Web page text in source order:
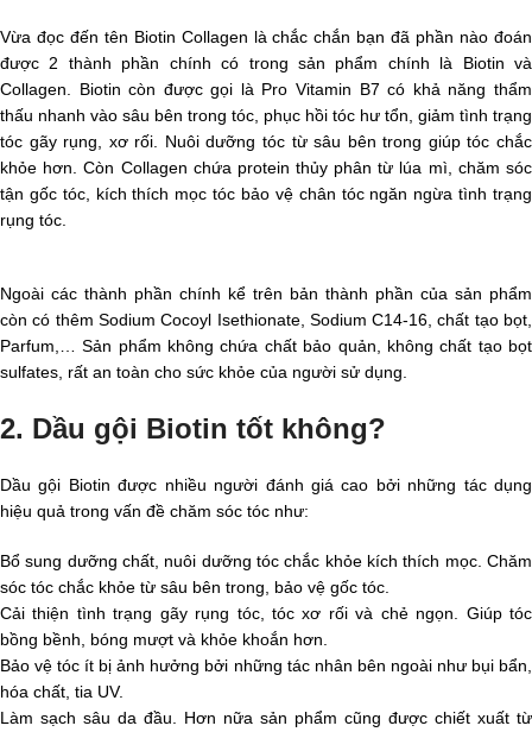
Vừa đọc đến tên Biotin Collagen là chắc chắn bạn đã phần nào đoán
được 2 thành phần chính có trong sản phẩm chính là Biotin và
Collagen. Biotin còn được gọi là Pro Vitamin B7 có khả năng thẩm
thấu nhanh vào sâu bên trong tóc, phục hồi tóc hư tổn, giảm tình trạng
tóc gãy rụng, xơ rối. Nuôi dưỡng tóc từ sâu bên trong giúp tóc chắc
khỏe hơn. Còn Collagen chứa protein thủy phân từ lúa mì, chăm sóc
tận gốc tóc, kích thích mọc tóc bảo vệ chân tóc ngăn ngừa tình trạng
rụng tóc.
Ngoài các thành phần chính kể trên bản thành phần của sản phẩm
còn có thêm Sodium Cocoyl Isethionate, Sodium C14-16, chất tạo bọt,
Parfum,… Sản phẩm không chứa chất bảo quản, không chất tạo bọt
sulfates, rất an toàn cho sức khỏe của người sử dụng.
2. Dầu gội Biotin tốt không?
Dầu gội Biotin được nhiều người đánh giá cao bởi những tác dụng
hiệu quả trong vấn đề chăm sóc tóc như:
Bổ sung dưỡng chất, nuôi dưỡng tóc chắc khỏe kích thích mọc. Chăm
sóc tóc chắc khỏe từ sâu bên trong, bảo vệ gốc tóc.
Cải thiện tình trạng gãy rụng tóc, tóc xơ rối và chẻ ngọn. Giúp tóc
bồng bềnh, bóng mượt và khỏe khoắn hơn.
Bảo vệ tóc ít bị ảnh hưởng bởi những tác nhân bên ngoài như bụi bẩn,
hóa chất, tia UV.
Làm sạch sâu da đầu. Hơn nữa sản phẩm cũng được chiết xuất từ